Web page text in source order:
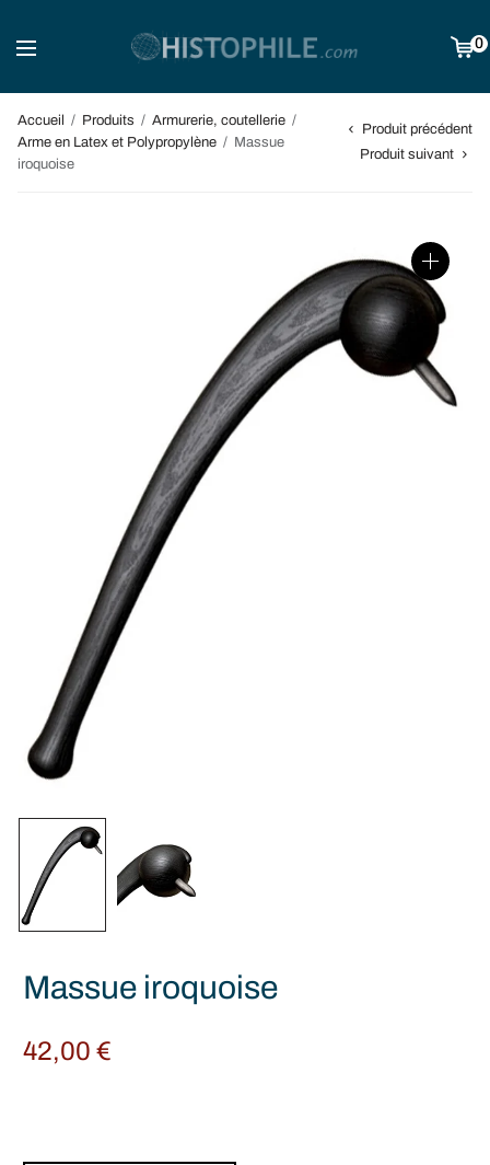
0
Accueil / Produits / Armurerie, coutellerie /
Arme en Latex et Polypropylène / Massue
iroquoise
Produit précédent
Produit suivant
Massue iroquoise
42,00€